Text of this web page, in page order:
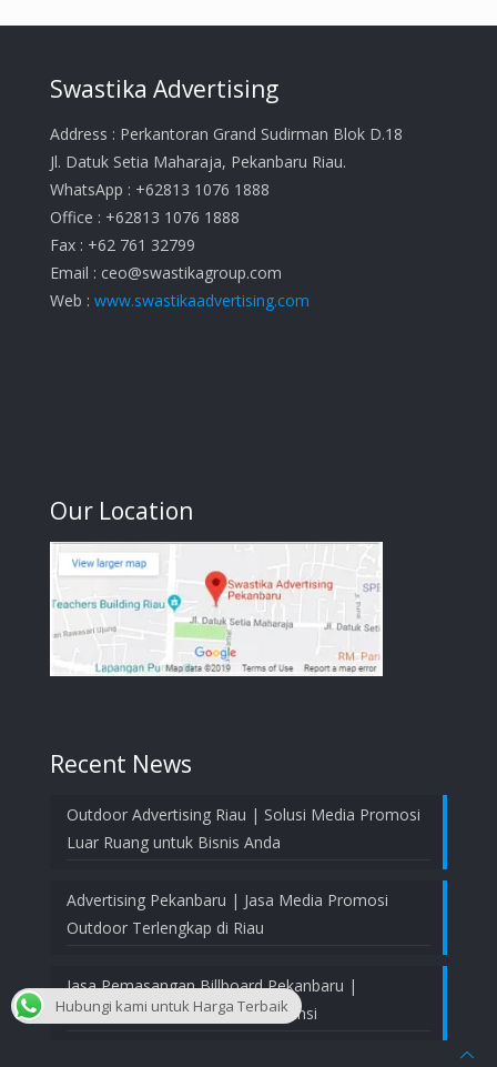
Swastika Advertising
Address : Perkantoran Grand Sudirman Blok D.18
Jl. Datuk Setia Maharaja, Pekanbaru Riau.
WhatsApp : +62813 1076 1888
Office : +62813 1076 1888
Fax : +62 761 32799
Email : ceo@swastikagroup.com
Web : www.swastikaadvertising.com
Our Location
Recent News
Outdoor Advertising Riau | Solusi Media Promosi
Luar Ruang untuk Bisnis Anda
Advertising Pekanbaru | Jasa Media Promosi
Outdoor Terlengkap di Riau
Jasa Pemasangan Billboard Pekanbaru |
Profesional, Aman, dan Bergaransi
Hubungi kami untuk Harga Terbaik